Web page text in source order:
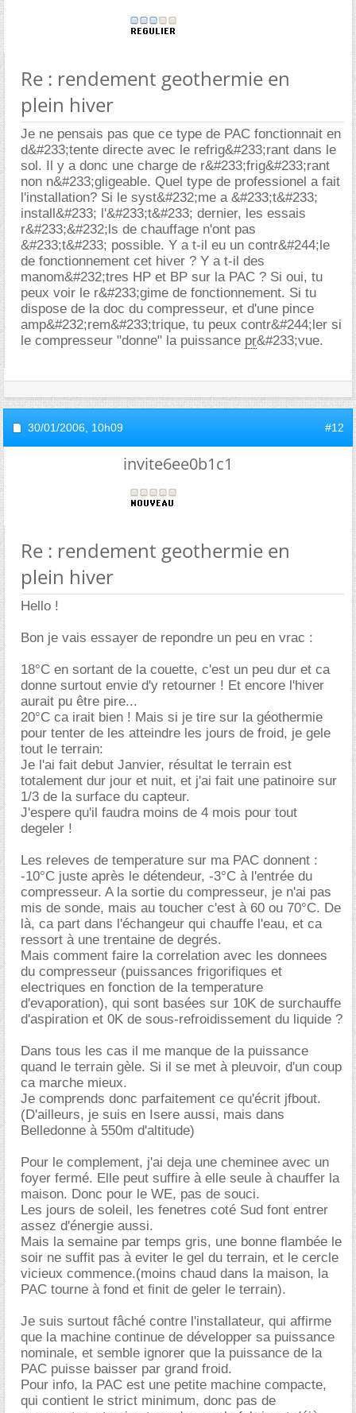
Re : rendement geothermie en
plein hiver
Je ne pensais pas que ce type de PAC fonctionnait en
d&#233;tente directe avec le refrig&#233;rant dans le
sol. Il y a donc une charge de r&#233;frig&#233;rant
non n&#233;gligeable. Quel type de professionel a fait
l'installation? Si le syst&#232;me a &#233;t&#233;
install&#233; l'&#233;t&#233; dernier, les essais
r&#233;&#232;ls de chauffage n'ont pas
&#233;t&#233; possible. Y a t-il eu un contr&#244;le
de fonctionnement cet hiver ? Y a t-il des
manom&#232;tres HP et BP sur la PAC ? Si oui, tu
peux voir le r&#233;gime de fonctionnement. Si tu
dispose de la doc du compresseur, et d'une pince
amp&#232;rem&#233;trique, tu peux contr&#244;ler si
le compresseur "donne" la puissance pr&#233;vue.
30/01/2006, 10h09 #12
invite6ee0b1c1
Re : rendement geothermie en
plein hiver
Hello !
Bon je vais essayer de repondre un peu en vrac :
18°C en sortant de la couette, c'est un peu dur et ca
donne surtout envie d'y retourner ! Et encore l'hiver
aurait pu être pire...
20°C ca irait bien ! Mais si je tire sur la géothermie
pour tenter de les atteindre les jours de froid, je gele
tout le terrain:
Je l'ai fait debut Janvier, résultat le terrain est
totalement dur jour et nuit, et j'ai fait une patinoire sur
1/3 de la surface du capteur.
J'espere qu'il faudra moins de 4 mois pour tout
degeler !
Les releves de temperature sur ma PAC donnent :
-10°C juste après le détendeur, -3°C à l'entrée du
compresseur. A la sortie du compresseur, je n'ai pas
mis de sonde, mais au toucher c'est à 60 ou 70°C. De
là, ca part dans l'échangeur qui chauffe l'eau, et ca
ressort à une trentaine de degrés.
Mais comment faire la correlation avec les donnees
du compresseur (puissances frigorifiques et
electriques en fonction de la temperature
d'evaporation), qui sont basées sur 10K de surchauffe
d'aspiration et 0K de sous-refroidissement du liquide ?
Dans tous les cas il me manque de la puissance
quand le terrain gèle. Si il se met à pleuvoir, d'un coup
ca marche mieux.
Je comprends donc parfaitement ce qu'écrit jfbout.
(D'ailleurs, je suis en Isere aussi, mais dans
Belledonne à 550m d'altitude)
Pour le complement, j'ai deja une cheminee avec un
foyer fermé. Elle peut suffire à elle seule à chauffer la
maison. Donc pour le WE, pas de souci.
Les jours de soleil, les fenetres coté Sud font entrer
assez d'énergie aussi.
Mais la semaine par temps gris, une bonne flambée le
soir ne suffit pas à eviter le gel du terrain, et le cercle
vicieux commence.(moins chaud dans la maison, la
PAC tourne à fond et finit de geler le terrain).
Je suis surtout fâché contre l'installateur, qui affirme
que la machine continue de développer sa puissance
nominale, et semble ignorer que la puissance de la
PAC puisse baisser par grand froid.
Pour info, la PAC est une petite machine compacte,
qui contient le strict minimum, donc pas de